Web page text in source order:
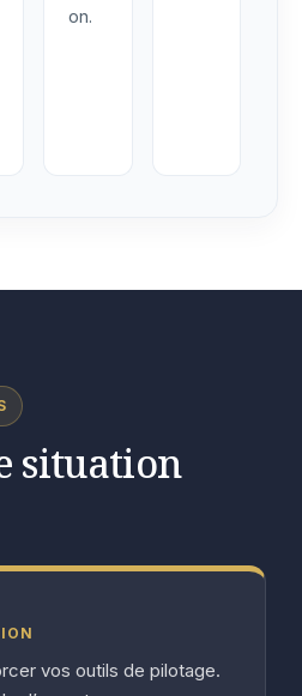
on.
situation
vos outils de pilotage.